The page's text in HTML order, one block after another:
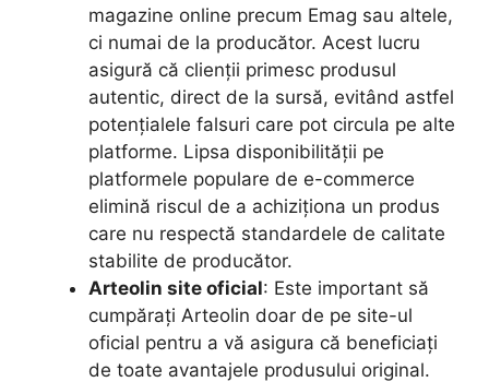
magazine online precum Emag sau altele,
ci numai de la producător. Acest lucru
asigură că clienții primesc produsul
autentic, direct de la sursă, evitând astfel
potențialele falsuri care pot circula pe alte
platforme. Lipsa disponibilității pe
platformele populare de e-commerce
elimină riscul de a achiziționa un produs
care nu respectă standardele de calitate
stabilite de producător.
Arteolin site oficial: Este important să
cumpărați Arteolin doar de pe site-ul
oficial pentru a vă asigura că beneficiați
de toate avantajele produsului original.